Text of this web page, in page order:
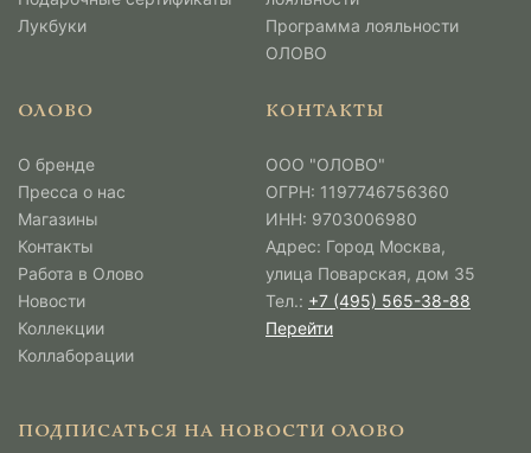
Лукбуки
Программа лояльности
ОЛОВО
ОЛОВО
О бренде
Пресса о нас
Магазины
Контакты
Работа в Олово
Новости
Коллекции
Коллаборации
КОНТАКТЫ
ООО "ОЛОВО"
ОГРН: 1197746756360
ИНН: 9703006980
Адрес: Город Москва,
улица Поварская, дом 35
Тел.: +7 (495) 565-38-88
Перейти
ПОДПИСАТЬСЯ НА НОВОСТИ ОЛОВО